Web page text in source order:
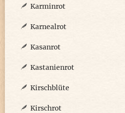
Karminrot
Karnealrot
Kasanrot
Kastanienrot
Kirschblüte
Kirschrot